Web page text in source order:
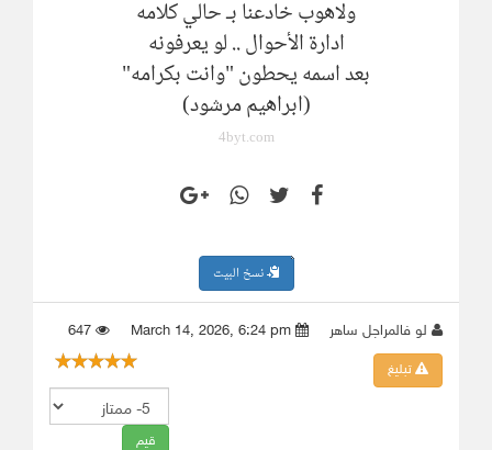
‏ولاهوب خادعنا بـ حالي كلامه
ادارة الأحوال .. لو يعرفونه
‏بعد اسمه يحطون "وانت بكرامه"
(ابراهيم مرشود)
4byt.com
نسخ البيت
لو فالمراجل ساهر
تبليغ